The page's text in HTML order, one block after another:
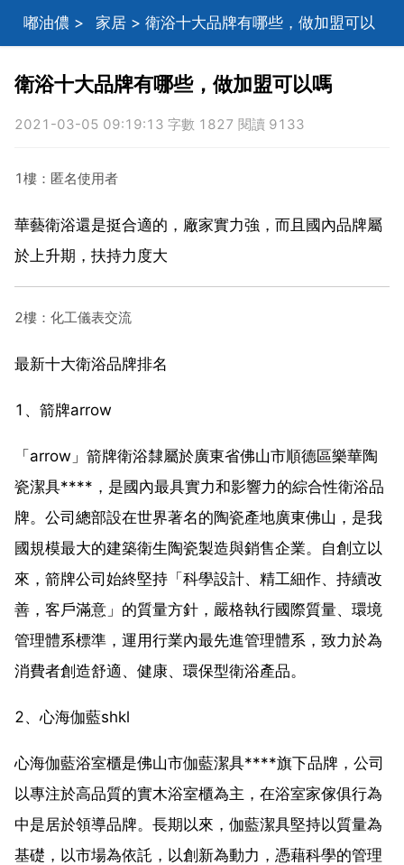
嘟油儂 > 家居 > 衛浴十大品牌有哪些，做加盟可以
衛浴十大品牌有哪些，做加盟可以嗎
2021-03-05 09:19:13 字數 1827 閱讀 9133
1樓：匿名使用者
華藝衛浴還是挺合適的，廠家實力強，而且國內品牌屬
於上升期，扶持力度大
2樓：化工儀表交流
最新十大衛浴品牌排名
1、箭牌arrow
「arrow」箭牌衛浴隸屬於廣東省佛山市順德區樂華陶
瓷潔具****，是國內最具實力和影響力的綜合性衛浴品
牌。公司總部設在世界著名的陶瓷產地廣東佛山，是我
國規模最大的建築衛生陶瓷製造與銷售企業。自創立以
來，箭牌公司始終堅持「科學設計、精工細作、持續改
善，客戶滿意」的質量方針，嚴格執行國際質量、環境
管理體系標準，運用行業內最先進管理體系，致力於為
消費者創造舒適、健康、環保型衛浴產品。
2、心海伽藍shkl
心海伽藍浴室櫃是佛山市伽藍潔具****旗下品牌，公司
以專注於高品質的實木浴室櫃為主，在浴室家傢俱行為
中是居於領導品牌。長期以來，伽藍潔具堅持以質量為
基礎，以市場為依託，以創新為動力，憑藉科學的管理